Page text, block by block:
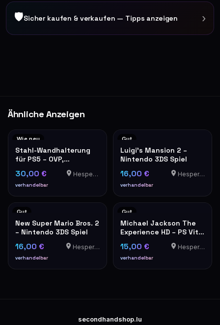
🛡Sicher kaufen & verkaufen — Tipps anzeigen ›
Ähnliche Anzeigen
Wie neu
Stahl-Wandhalterung
für PS5 – OVP,
30,00 €
verhandelbar
Hesperange
Gut
Luigi's Mansion 2 –
Nintendo 3DS Spiel
16,00 €
verhandelbar
Hesperange
Gut
New Super Mario Bros. 2
– Nintendo 3DS Spiel
16,00 €
verhandelbar
Hesperange
Gut
Michael Jackson The
Experience HD – PS Vita
15,00 €
verhandelbar
Hesperange
secondhandshop.lu